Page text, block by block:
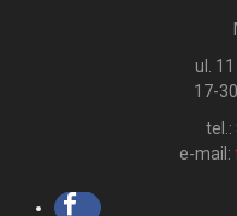
ul.
17-
tel.:
e-mail: